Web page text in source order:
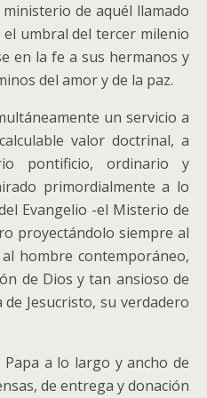
de aquél llamado
umbral del tercer milenio
en la fe a sus hermanos y
del amor y de la paz.
un servicio a
valor doctrinal, a
pontificio, ordinario y
primordialmente a lo
Evangelio -el Misterio de
proyectándolo siempre al
hombre contemporáneo,
de Dios y tan ansioso de
Jesucristo, su verdadero
a lo largo y ancho de
de entrega y donación